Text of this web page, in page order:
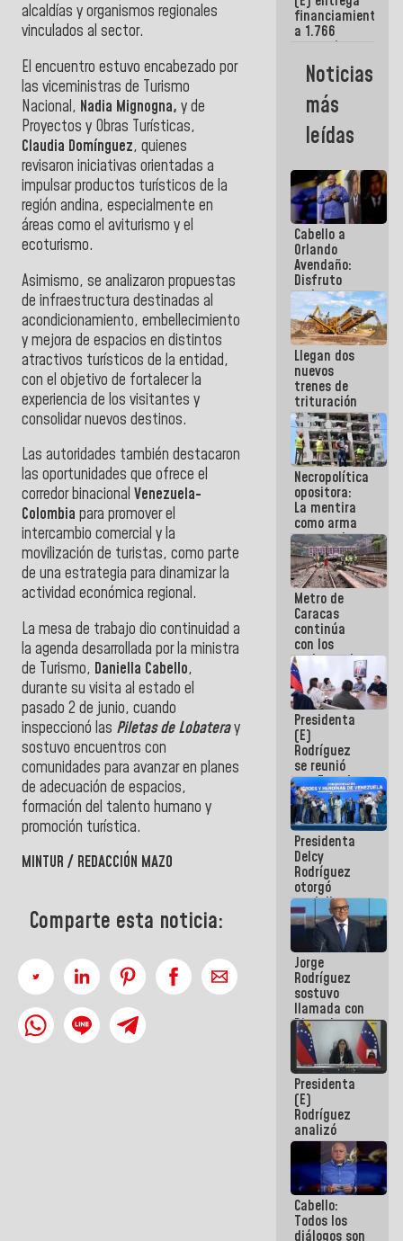
alcaldías y organismos regionales
vinculados al sector.
El encuentro estuvo encabezado por
las viceministras de Turismo
Nacional, Nadia Mignogna, y de
Proyectos y Obras Turísticas,
Claudia Domínguez, quienes
revisaron iniciativas orientadas a
impulsar productos turísticos de la
región andina, especialmente en
áreas como el aviturismo y el
ecoturismo.
Asimismo, se analizaron propuestas
de infraestructura destinadas al
acondicionamiento, embellecimiento
y mejora de espacios en distintos
atractivos turísticos de la entidad,
con el objetivo de fortalecer la
experiencia de los visitantes y
consolidar nuevos destinos.
Las autoridades también destacaron
las oportunidades que ofrece el
corredor binacional Venezuela-
Colombia para promover el
intercambio comercial y la
movilización de turistas, como parte
de una estrategia para dinamizar la
actividad económica regional.
La mesa de trabajo dio continuidad a
la agenda desarrollada por la ministra
de Turismo, Daniella Cabello,
durante su visita al estado el
pasado 2 de junio, cuando
inspeccionó las Piletas de Lobateray
sostuvo encuentros con
comunidades para avanzar en planes
de adecuación de espacios,
formación del talento humano y
promoción turística.
MINTUR / REDACCIÓN MAZO
Comparte esta noticia:
Nacional
financiamientos
a 1.766
comerciantes
emprendedores
afectados
por
terremotos
Noticias
más
leídas
Cabello a
Orlando
Avendaño:
Disfruto
cada vez
que escribes
porque lo
que haces
es
embarrarla
Llegan dos
nuevos
trenes de
trituración
para
optimizar
manejo de
escombros
en La Guaira
Necropolítica
opositora:
La mentira
como arma
contra el
Pueblo
Metro de
Caracas
continúa
con los
trabajos de
mantenimiento
e inspección
en la Línea 2
Presidenta
(E)
Rodríguez
se reunió
con Estado
Mayor
Eléctrico
para
abordar
planes de
acción
Presidenta
Delcy
Rodríguez
otorgó
medalla
"Héroe de
Venezuela"
a servidores
públicos
Jorge
Rodríguez
sostuvo
llamada con
Dinorah
Figuera y
acuerdan
primer
encuentro
presencial
para el
diálogo
Presidenta
(E)
Rodríguez
analizó
junto a
gobernadores
planes de
recuperación
del Sistema
Eléctrico
Cabello:
Todos los
diálogos son